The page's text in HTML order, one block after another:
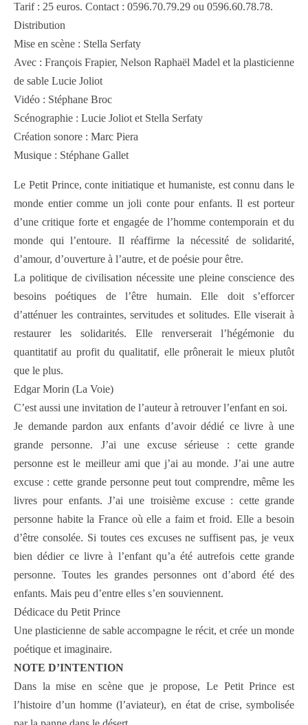
Tarif : 25 euros. Contact : 0596.70.79.29 ou 0596.60.78.78.
Distribution
Mise en scène : Stella Serfaty
Avec : François Frapier, Nelson Raphaël Madel et la plasticienne
de sable Lucie Joliot
Vidéo : Stéphane Broc
Scénographie : Lucie Joliot et Stella Serfaty
Création sonore : Marc Piera
Musique : Stéphane Gallet
Le Petit Prince, conte initiatique et humaniste, est connu dans le
monde entier comme un joli conte pour enfants. Il est porteur
d’une critique forte et engagée de l’homme contemporain et du
monde qui l’entoure. Il réaffirme la nécessité de solidarité,
d’amour, d’ouverture à l’autre, et de poésie pour être.
La politique de civilisation nécessite une pleine conscience des
besoins poétiques de l’être humain. Elle doit s’efforcer
d’atténuer les contraintes, servitudes et solitudes. Elle viserait à
restaurer les solidarités. Elle renverserait l’hégémonie du
quantitatif au profit du qualitatif, elle prônerait le mieux plutôt
que le plus.
Edgar Morin (La Voie)
C’est aussi une invitation de l’auteur à retrouver l’enfant en soi.
Je demande pardon aux enfants d’avoir dédié ce livre à une
grande personne. J’ai une excuse sérieuse : cette grande
personne est le meilleur ami que j’ai au monde. J’ai une autre
excuse : cette grande personne peut tout comprendre, même les
livres pour enfants. J’ai une troisième excuse : cette grande
personne habite la France où elle a faim et froid. Elle a besoin
d’être consolée. Si toutes ces excuses ne suffisent pas, je veux
bien dédier ce livre à l’enfant qu’a été autrefois cette grande
personne. Toutes les grandes personnes ont d’abord été des
enfants. Mais peu d’entre elles s’en souviennent.
Dédicace du Petit Prince
Une plasticienne de sable accompagne le récit, et crée un monde
poétique et imaginaire.
NOTE D’INTENTION
Dans la mise en scène que je propose, Le Petit Prince est
l’histoire d’un homme (l’aviateur), en état de crise, symbolisée